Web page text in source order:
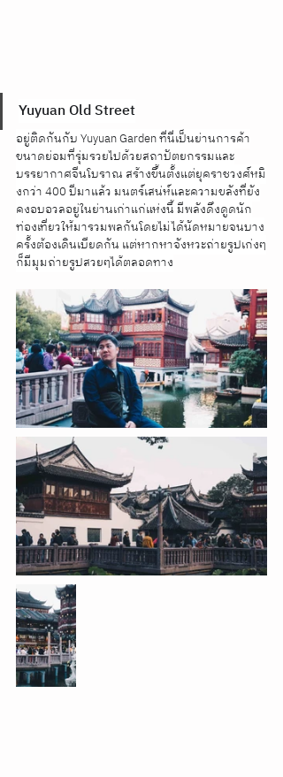
Yuyuan Old Street
อยู่ติดกันกับ Yuyuan Garden ที่นี่เป็นย่านการค้า
ขนาดย่อมที่รุ่มรวยไปด้วยสถาปัตยกรรมและ
บรรยากาศจีนโบราณ สร้างขึ้นตั้งแต่ยุคราชวงศ์หมิ
งกว่า 400 ปีมาแล้ว มนตร์เสน่ห์และความขลังที่ยัง
คงอบอวลอยู่ในย่านเก่าแก่แห่งนี้ มีพลังดึงดูดนัก
ท่องเที่ยวให้มารวมพลกันโดยไม่ได้นัดหมายจนบาง
ครั้งต้องเดินเบียดกัน แต่หากหาจังหวะถ่ายรูปเก่งๆ
ก็มีมุมถ่ายรูปสวยๆได้ตลอดทาง